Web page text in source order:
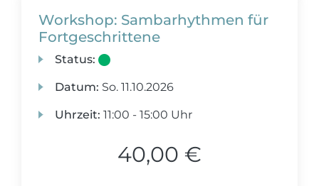
Workshop: Sambarhythmen für
Fortgeschrittene
Status:
Datum: So. 11.10.2026
Uhrzeit: 11:00 - 15:00 Uhr
40,00 €